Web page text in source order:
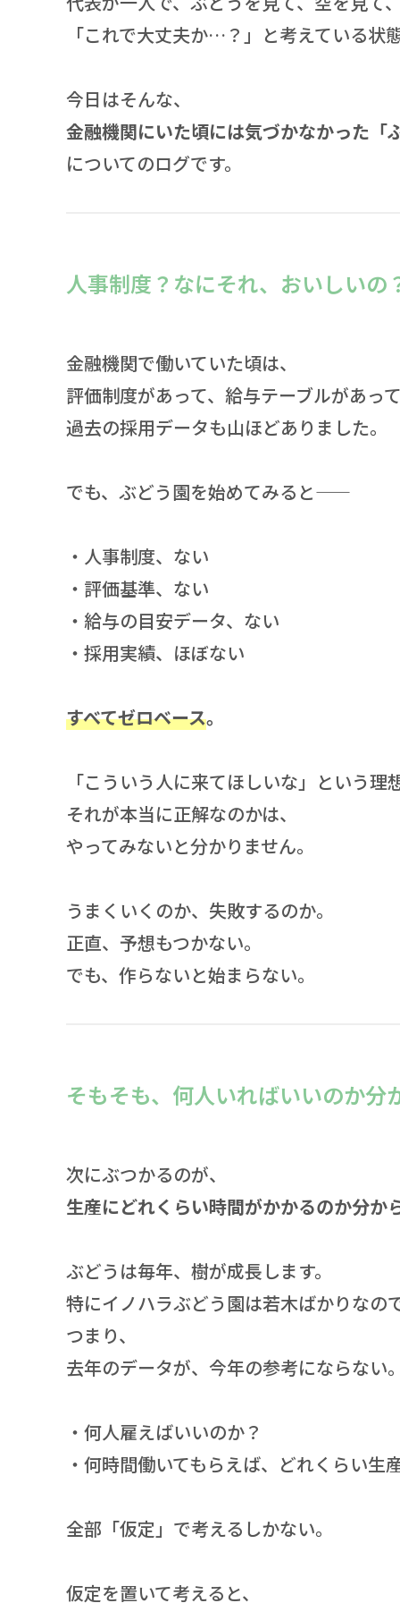
「これで大丈夫か…？」と考えている状態
今日はそんな、
金融機関にいた頃には気づかなかった「
についてのログです。
人事制度？なにそれ、おいしいの
金融機関で働いていた頃は、
評価制度があって、給与テーブルがあって
過去の採用データも山ほどありました。
でも、ぶどう園を始めてみると——
・人事制度、ない
・評価基準、ない
・給与の目安データ、ない
・採用実績、ほぼない
すべてゼロベース。
「こういう人に来てほしいな」という理
それが本当に正解なのかは、
やってみないと分かりません。
うまくいくのか、失敗するのか。
正直、予想もつかない。
でも、作らないと始まらない。
そもそも、何人いればいいのか分
次にぶつかるのが、
生産にどれくらい時間がかかるのか分か
ぶどうは毎年、樹が成長します。
特にイノハラぶどう園は若木ばかりなので
つまり、
去年のデータが、今年の参考にならない。
・何人雇えばいいのか？
・何時間働いてもらえば、どれくらい生
全部「仮定」で考えるしかない。
仮定を置いて考えると、